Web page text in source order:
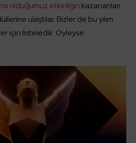
olduğumuz etkinliğin kazananları
ulaştılar. Bizler de bu yılım
için listeledik. Öyleyse